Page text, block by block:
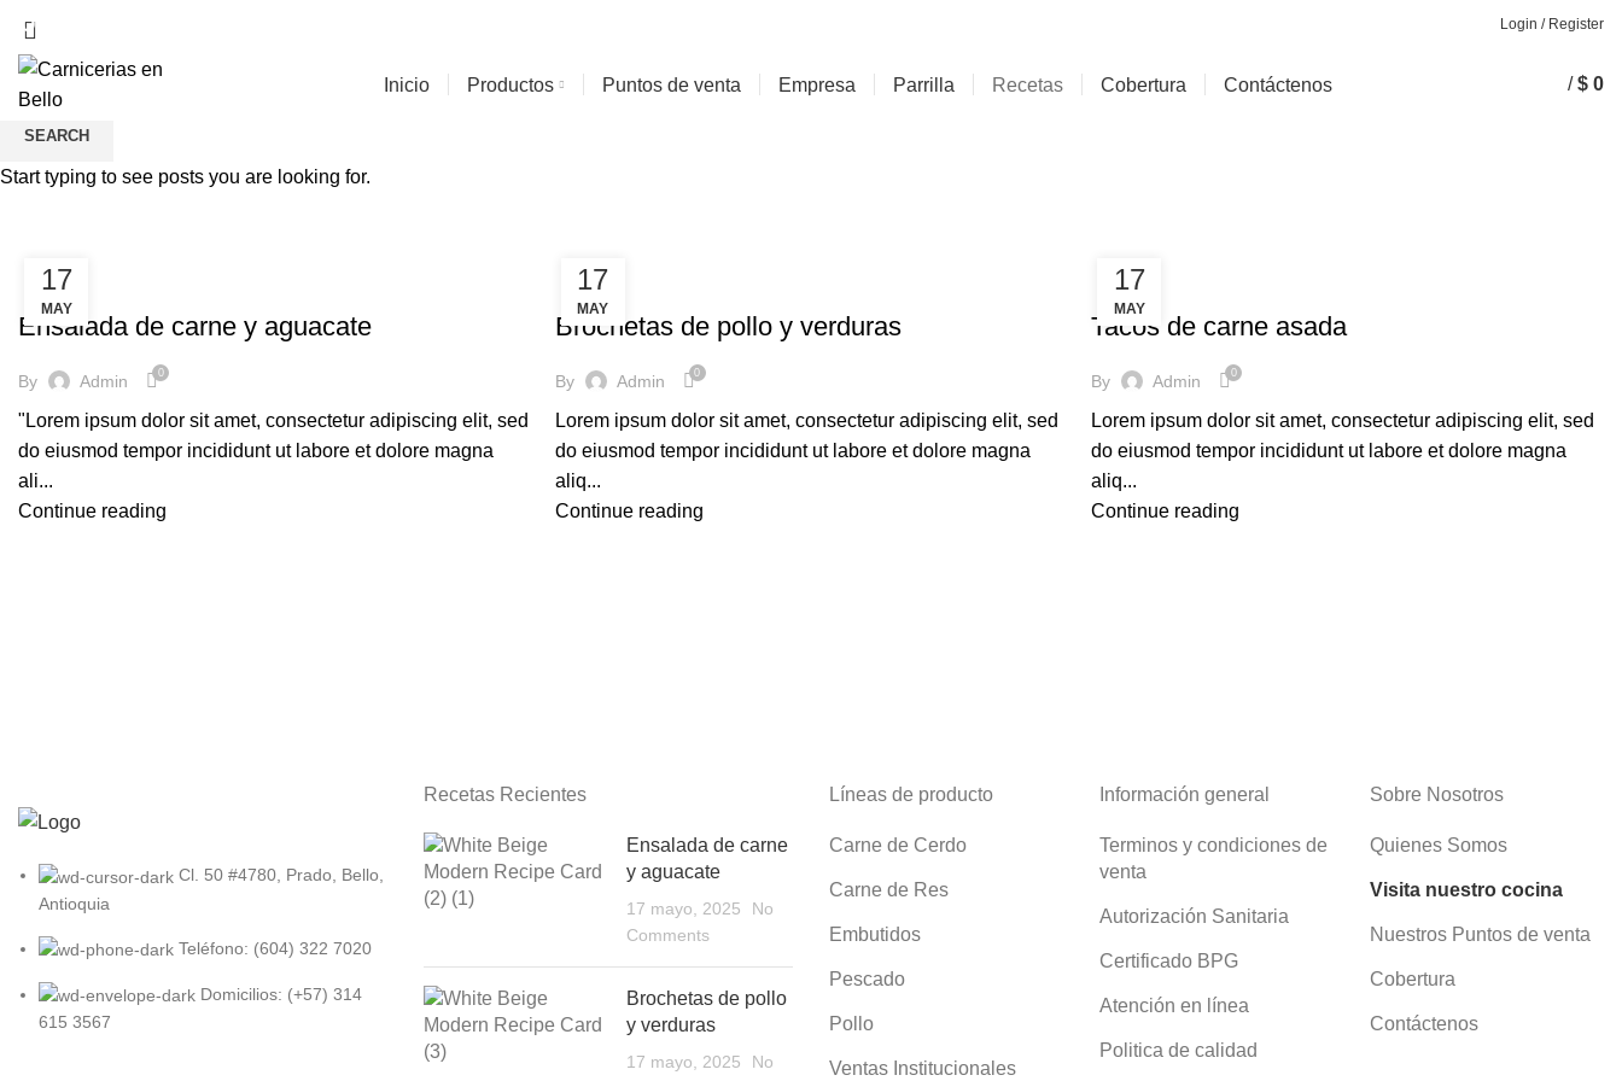
CONFIA EN UNA CARNICERÍA ESPECIALISTA COMO ALIMENTOS LA HACIENDA...ATENCIÓN EN LÍNEA AQUÍ Login / Register
Inicio Productos Puntos de venta Empresa Parrilla Recetas Cobertura Contáctenos / $ 0
Recetas
17
MAY
RECETAS
Ensalada de carne y aguacate
By Admin 0
"Lorem ipsum dolor sit amet, consectetur adipiscing elit, sed
do eiusmod tempor incididunt ut labore et dolore magna
ali...
Continue reading
17
MAY
RECETAS
Brochetas de pollo y verduras
By Admin 0
Lorem ipsum dolor sit amet, consectetur adipiscing elit, sed
do eiusmod tempor incididunt ut labore et dolore magna
aliq...
Continue reading
17
MAY
RECETAS
Tacos de carne asada
By Admin 0
Lorem ipsum dolor sit amet, consectetur adipiscing elit, sed
do eiusmod tempor incididunt ut labore et dolore magna
aliq...
Continue reading
Cl. 50 #4780, Prado, Bello,
Antioquia
Teléfono: (604) 322 7020
Domicilios: (+57) 314
615 3567
Recetas Recientes
Ensalada de carne
y aguacate
17 mayo, 2025
No
Comments
Brochetas de pollo
y verduras
17 mayo, 2025
No
Líneas de producto
Carne de Cerdo
Carne de Res
Embutidos
Pescado
Pollo
Ventas Institucionales
Información general
Terminos y condiciones de
venta
Autorización Sanitaria
Certificado BPG
Atención en línea
Politica de calidad
Sobre Nosotros
Quienes Somos
Visita nuestro cocina
Nuestros Puntos de venta
Cobertura
Contáctenos
SEARCH
Start typing to see posts you are looking for.